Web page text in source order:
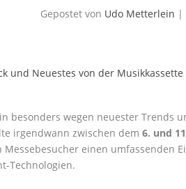
Gepostet von Udo Metterlein |
besonders wegen neuester Trends
irgendwann zwischen dem6. und
Messebesucher einen umfassenden
Technologien.